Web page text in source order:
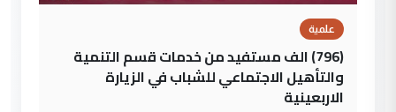
علمية
(796) الف مستفيد من خدمات قسم التنمية
والتأهيل الاجتماعي للشباب في الزيارة
الاربعينية